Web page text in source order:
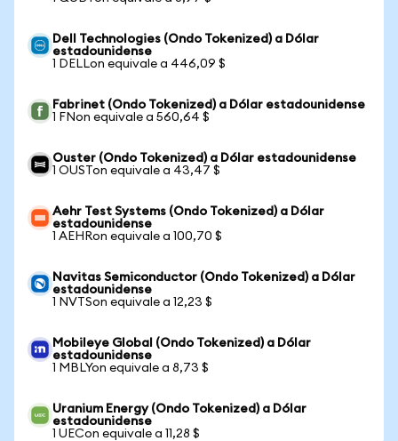
Dell Technologies (Ondo Tokenized) a Dólar
estadounidense
1 DELLon equivale a 446,09 $
Fabrinet (Ondo Tokenized) a Dólar estadounidense
1 FNon equivale a 560,64 $
Ouster (Ondo Tokenized) a Dólar estadounidense
1 OUSTon equivale a 43,47 $
Aehr Test Systems (Ondo Tokenized) a Dólar
estadounidense
1 AEHRon equivale a 100,70 $
Navitas Semiconductor (Ondo Tokenized) a Dólar
estadounidense
1 NVTSon equivale a 12,23 $
Mobileye Global (Ondo Tokenized) a Dólar
estadounidense
1 MBLYon equivale a 8,73 $
Uranium Energy (Ondo Tokenized) a Dólar
estadounidense
1 UECon equivale a 11,28 $